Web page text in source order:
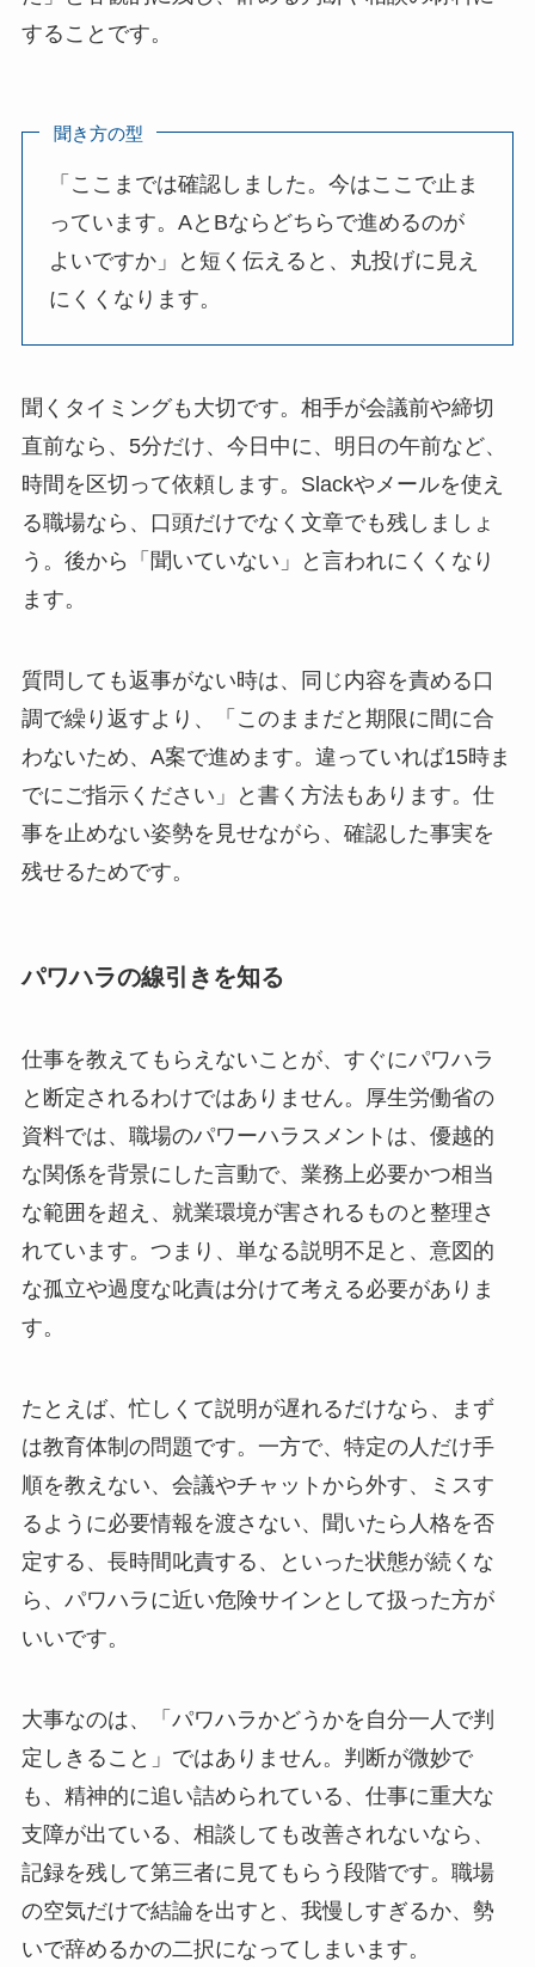
することです。
聞き方の型
「ここまでは確認しました。今はここで止ま
っています。AとBならどちらで進めるのが
よいですか」と短く伝えると、丸投げに見え
にくくなります。
聞くタイミングも大切です。相手が会議前や締切
直前なら、5分だけ、今日中に、明日の午前など、
時間を区切って依頼します。Slackやメールを使え
る職場なら、口頭だけでなく文章でも残しましょ
う。後から「聞いていない」と言われにくくなり
ます。
質問しても返事がない時は、同じ内容を責める口
調で繰り返すより、「このままだと期限に間に合
わないため、A案で進めます。違っていれば15時ま
でにご指示ください」と書く方法もあります。仕
事を止めない姿勢を見せながら、確認した事実を
残せるためです。
パワハラの線引きを知る
仕事を教えてもらえないことが、すぐにパワハラ
と断定されるわけではありません。厚生労働省の
資料では、職場のパワーハラスメントは、優越的
な関係を背景にした言動で、業務上必要かつ相当
な範囲を超え、就業環境が害されるものと整理さ
れています。つまり、単なる説明不足と、意図的
な孤立や過度な叱責は分けて考える必要がありま
す。
たとえば、忙しくて説明が遅れるだけなら、まず
は教育体制の問題です。一方で、特定の人だけ手
順を教えない、会議やチャットから外す、ミスす
るように必要情報を渡さない、聞いたら人格を否
定する、長時間叱責する、といった状態が続くな
ら、パワハラに近い危険サインとして扱った方が
いいです。
大事なのは、「パワハラかどうかを自分一人で判
定しきること」ではありません。判断が微妙で
も、精神的に追い詰められている、仕事に重大な
支障が出ている、相談しても改善されないなら、
記録を残して第三者に見てもらう段階です。職場
の空気だけで結論を出すと、我慢しすぎるか、勢
いで辞めるかの二択になってしまいます。